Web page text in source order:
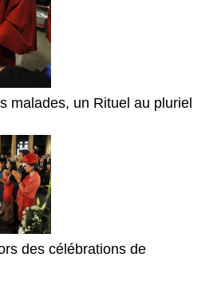
malades, un Rituel au pluriel
des célébrations de